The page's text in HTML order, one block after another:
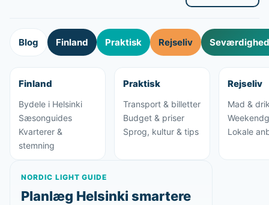
Blog Finland Praktisk Rejseliv
Finland
Bydele i Helsinki
Sæsonguides
Kvarterer &
stemning
Praktisk
Transport & billetter
Budget & priser
Sprog, kultur & tips
Rejseliv
Mad &
Lokale
NORDIC LIGHT GUIDE
Planlæg Helsinki smartere